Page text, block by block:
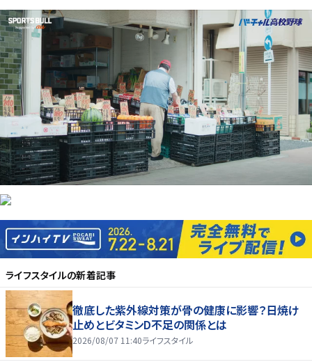
ライフスタイルの新着記事
徹底した紫外線対策が骨の健康に影響？日焼け
止めとビタミンD不足の関係とは
2026/08/07 11:40ライフスタイル